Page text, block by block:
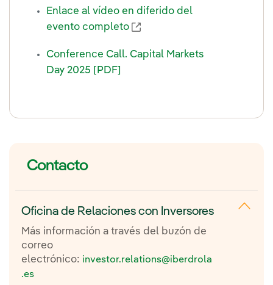
CFO, Director financiero
Conclusiones 12:00 /
Almuerzo 12:00
Inside the grid:Análisis en profundidad de las
Redes
Enlace al vídeo en diferido del
evento completo
Conference Call. Capital Markets
Day 2025 [PDF]
Contacto
Oficina de Relaciones con Inversores
Más información a través del buzón de
correo
electrónico: investor.relations@iberdrola
.es